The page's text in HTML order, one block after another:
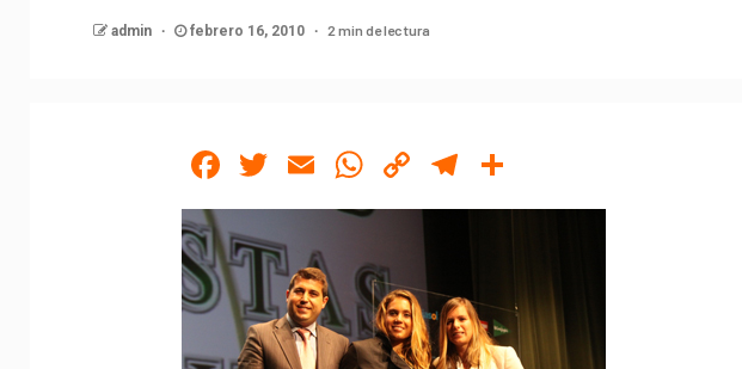
admin febrero 16, 2010 2 min de lectura
Facebook
Twitter
EmailWhatsApp
Copy
Link
Telegram